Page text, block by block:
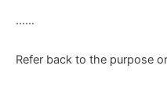
……
Refer back to the purpose